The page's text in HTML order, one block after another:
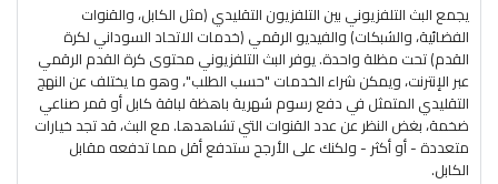
يجمع البث التلفزيوني بين التلفزيون التقليدي (مثل الكابل، والقنوات
الفضائية، والشبكات) والفيديو الرقمي (خدمات الاتحاد السوداني لكرة
القدم) تحت مظلة واحدة. يوفر البث التلفزيوني محتوى كرة القدم الرقمي
عبر الإنترنت، ويمكن شراء الخدمات "حسب الطلب"، وهو ما يختلف عن النهج
التقليدي المتمثل في دفع رسوم شهرية باهظة لباقة كابل أو قمر صناعي
ضخمة، بغض النظر عن عدد القنوات التي تشاهدها. مع البث، قد تجد خيارات
متعددة - أو أكثر - ولكنك على الأرجح ستدفع أقل مما تدفعه مقابل
الكابل.